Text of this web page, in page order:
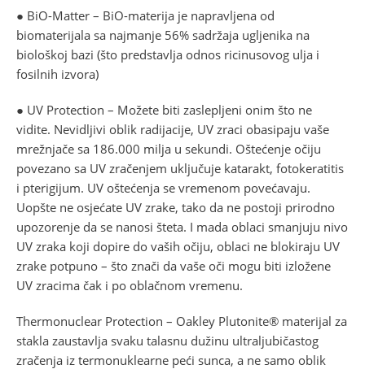
● BiO-Matter – BiO-materija je napravljena od
biomaterijala sa najmanje 56% sadržaja ugljenika na
biološkoj bazi (što predstavlja odnos ricinusovog ulja i
fosilnih izvora)
● UV Protection – Možete biti zaslepljeni onim što ne
vidite. Nevidljivi oblik radijacije, UV zraci obasipaju vaše
mrežnjače sa 186.000 milja u sekundi. Oštećenje očiju
povezano sa UV zračenjem uključuje katarakt, fotokeratitis
i pterigijum. UV oštećenja se vremenom povećavaju.
Uopšte ne osjećate UV zrake, tako da ne postoji prirodno
upozorenje da se nanosi šteta. I mada oblaci smanjuju nivo
UV zraka koji dopire do vaših očiju, oblaci ne blokiraju UV
zrake potpuno – što znači da vaše oči mogu biti izložene
UV zracima čak i po oblačnom vremenu.
Thermonuclear Protection – Oakley Plutonite® materijal za
stakla zaustavlja svaku talasnu dužinu ultraljubičastog
zračenja iz termonuklearne peći sunca, a ne samo oblik